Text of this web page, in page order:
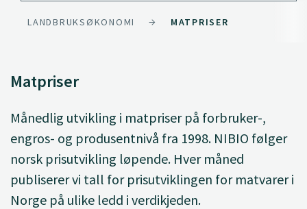
LANDBRUKSØKONOMI MATPRISER
Matpriser
Månedlig utvikling i matpriser på forbruker-,
engros- og produsentnivå fra 1998. NIBIO følger
norsk prisutvikling løpende. Hver måned
publiserer vi tall for prisutviklingen for matvarer i
Norge på ulike ledd i verdikjeden.